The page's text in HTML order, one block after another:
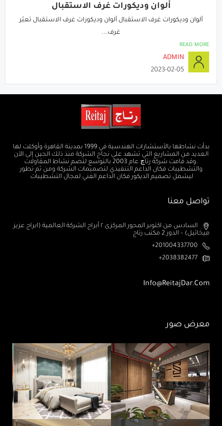
ألوان وديكورات غرف الاستقبال
ألوان وديكورات غرف الاستقبال ألوان وديكورات غرف الاستقبال تعبّر
غرف...
READ MORE
ADMIN
2023-02-05
بدأت نشاطها بالأستشارات الهندسية في 1999 بمدينة القاهرة وأوكلت لها
العديد من المشاريع التي تشهد على نجاح الشركة منذ ذلك الحين إلى الآن
.وقد قامت شركة رتاچ عام 2003 بالتوسع لتضم نشاط المقاولات
والتشطيبات فكان الداعم التنفيذي لتصميمات الشركة ومن ثم تطور
ليشمل تصميم الديكور فكان الداعم الفني لمجال التشطيبات
تواصل معنا
السادس من اكتوبر المحور المركزى ٢ أبراج الشركة العالمية (ابراج عزيز
ميخائيل) – الدور 2 مكتب رتاج
201004337700+
2038382477+
Info@ReitajDar.com
معرض صور